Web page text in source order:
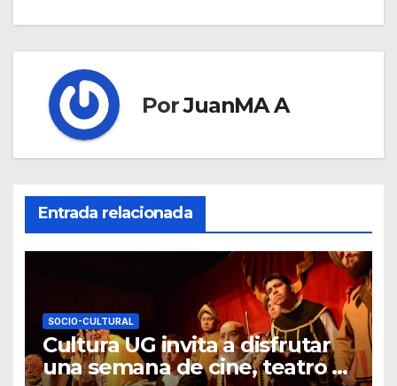
PorJuanMA A
Entrada relacionada
SOCIO-CULTURAL
Cultura UG invita a disfrutar
una semana de cine, teatro y